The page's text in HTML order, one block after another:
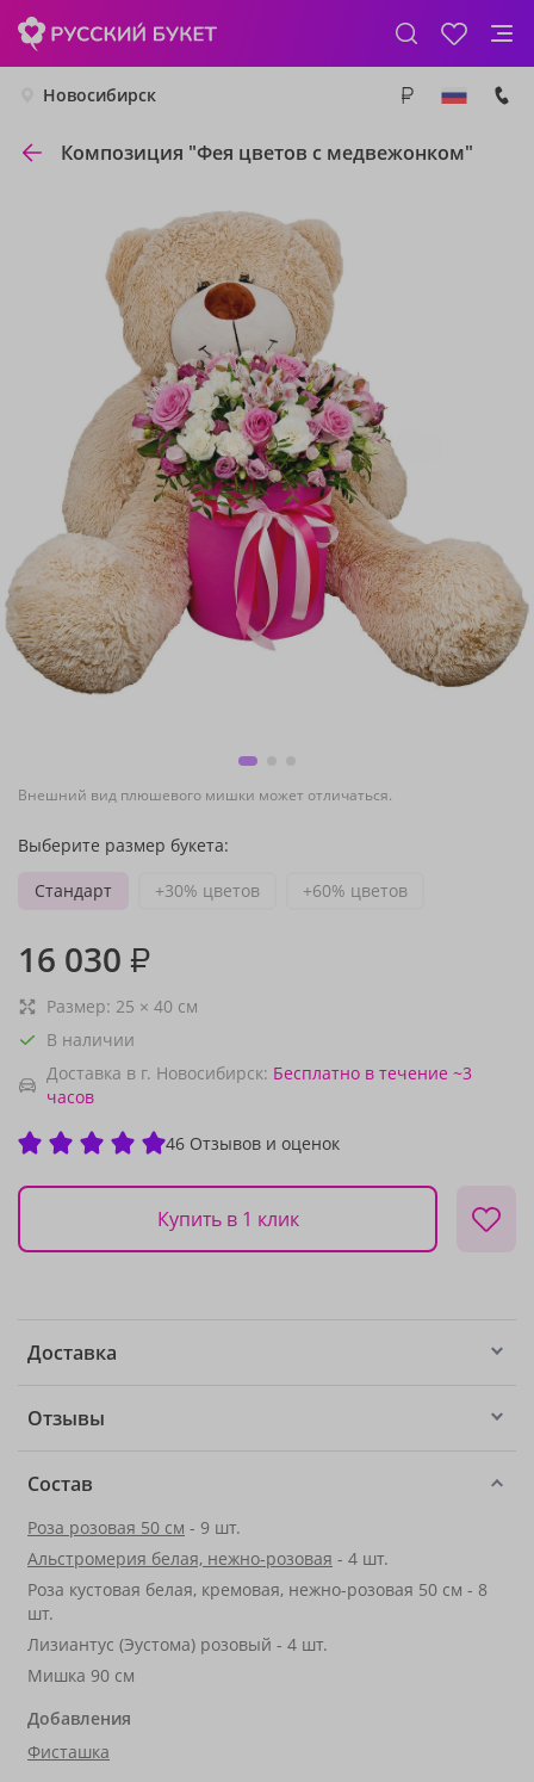
Новосибирск
Композиция "Фея цветов с медвежонком"
Внешний вид плюшевого мишки может отличаться.
Выберите размер букета:
Стандарт
+30% цветов +60% цветов
16 030 ₽
Размер: 25 × 40 см
В наличии
Доставка в г. Новосибирск: Бесплатно в течение ~3
часов
46 Отзывов и оценок
Купить в 1 клик
Доставка
Отзывы
Состав
Роза розовая 50 см - 9 шт.
Альстромерия белая, нежно-розовая - 4 шт.
Роза кустовая белая, кремовая, нежно-розовая 50 см - 8
шт.
Лизиантус (Эустома) розовый - 4 шт.
Мишка 90 см
Добавления
Фисташка